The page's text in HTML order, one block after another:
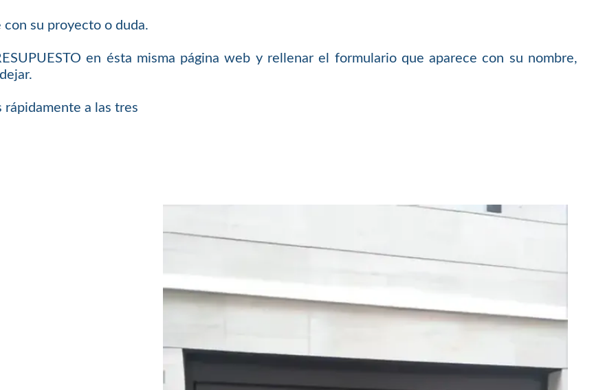
su proyecto o duda.
en ésta misma página web y rellenar el formulario que aparece con su nombre,
rápidamente a las tres